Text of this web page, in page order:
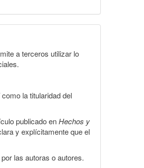
a terceros utilizar lo
la titularidad del
publicado enHechos y
y explícitamente que el
las autoras o autores.